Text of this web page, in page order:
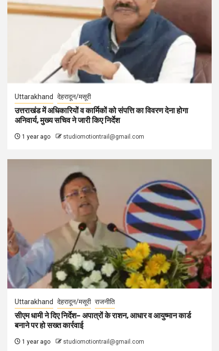
Uttarakhand देहरादून/मसूरी
उत्तराखंड में अधिकारियों व कार्मिकों को संपत्ति का विवरण देना होगा
अनिवार्य, मुख्य सचिव ने जारी किए निर्देश
1 year ago studiomotiontrail@gmail.com
Uttarakhand देहरादून/मसूरी राजनीति
सीएम धामी ने दिए निर्देश– अपात्रों के राशन, आधार व आयुष्मान कार्ड
बनाने पर हो सख्त कार्रवाई
1 year ago studiomotiontrail@gmail.com